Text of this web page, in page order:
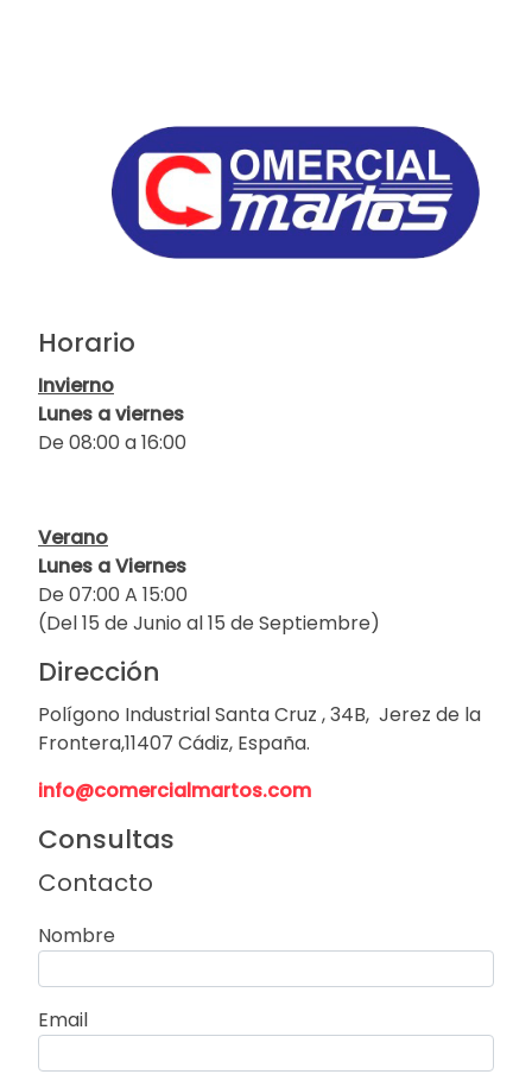
Horario
Invierno
Lunes a viernes
De 08:00 a 16:00
Verano
Lunes a Viernes
De 07:00 A 15:00
(Del 15 de Junio al 15 de Septiembre)
Dirección
Polígono Industrial Santa Cruz , 34B, Jerez de la
Frontera,11407 Cádiz, España.
info@comercialmartos.com
Consultas
Contacto
Nombre
Email